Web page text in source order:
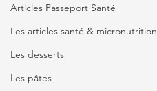
Articles Passeport Santé
Les articles santé & micronutrition
Les desserts
Les pâtes